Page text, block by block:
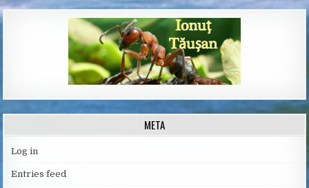
META
Log in
Entries feed